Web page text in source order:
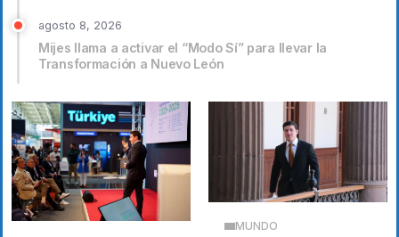
agosto 8, 2026
Mijes llama a activar el “Modo Sí” para llevar la
Transformación a Nuevo León
MUNDO